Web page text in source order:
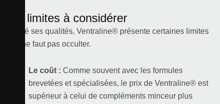
Les limites à considérer
Malgré ses qualités, Ventraline® présente certaines limites
qu’il ne faut pas occulter.
Le coût : Comme souvent avec les formules
brevetées et spécialisées, le prix de Ventraline® est
supérieur à celui de compléments minceur plus